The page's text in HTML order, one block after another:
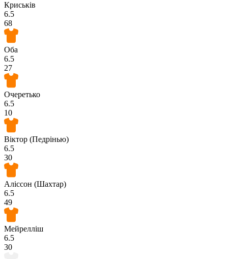
Криськів
6.5
68
Оба
6.5
27
Очеретько
6.5
10
Віктор (Педрінью)
6.5
30
Аліссон (Шахтар)
6.5
49
Мейрелліш
6.5
30